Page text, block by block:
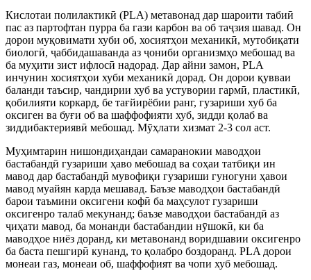
Кислотаи полилактикӣ (PLA) метавонад дар шароити табиӣ
пас аз партофтан пурра ба гази карбон ва об таҷзия шавад. Он
дорои муқовимати хуби об, хосиятҳои механикӣ, мутобиқати
биологӣ, ҷаббидашаванда аз ҷониби организмҳо мебошад ва
ба муҳити зист ифлосӣ надорад. Дар айни замон, PLA
инчунин хосиятҳои хуби механикӣ дорад. Он дорои қувваи
баланди таъсир, чандирии хуб ва устувории гармӣ, пластикӣ,
қобилияти коркард, бе тағйирёбии ранг, гузариши хуб ба
оксиген ва буғи об ва шаффофияти хуб, зидди қолаб ва
зиддибактериявӣ мебошад. Мӯҳлати хизмат 2-3 сол аст.
Муҳимтарин нишондиҳандаи самаранокии маводҳои
бастабандӣ гузариши ҳаво мебошад ва соҳаи татбиқи ин
мавод дар бастабандӣ мувофиқи гузариши гуногуни ҳавои
мавод муайян карда мешавад. Баъзе маводҳои бастабандӣ
барои таъмини оксигени кофӣ ба маҳсулот гузариши
оксигенро талаб мекунанд; баъзе маводҳои бастабандӣ аз
ҷиҳати мавод, ба монанди бастабандии нӯшокӣ, ки ба
маводҳое ниёз доранд, ки метавонанд воридшавии оксигенро
ба баста пешгирӣ кунанд, то қолабро боздоранд. PLA дорои
монеаи газ, монеаи об, шаффофият ва чопи хуб мебошад.